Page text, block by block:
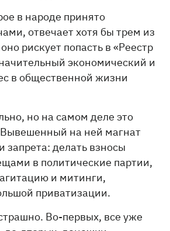
в народе принято
отвечает хотя бы трем из
рискует попасть в «Реестр
экономический и
в общественной жизни
но на самом деле это
Вывешенный на ней магнат
запрета: делать взносы
в политические партии,
и митинги,
приватизации.
Во-первых, все уже